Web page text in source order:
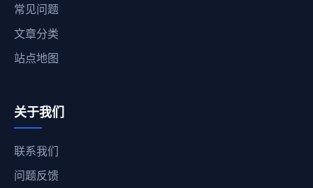
常见问题
文章分类
站点地图
关于我们
联系我们
问题反馈